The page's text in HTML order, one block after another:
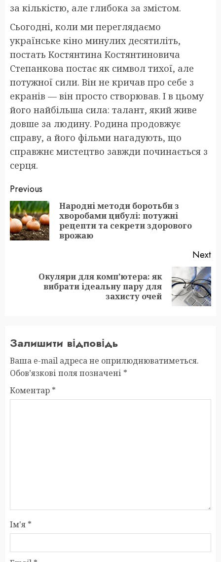
за кількістю, але глибока за змістом.
Сьогодні, коли ми переглядаємо
українське кіно минулих десятиліть,
постать Костянтина Костянтиновича
Степанкова постає як символ тихої, але
потужної сили. Він не кричав про себе з
екранів — він просто створював. І в цьому
його найбільша сила: талант, який живе
довше за людину. Родина продовжує
справу, а його фільми нагадують, що
справжнє мистецтво завжди починається з
серця.
Post
navigation
Previous
Народні методи боротьби з
хворобами цибулі: потужні
рецепти та секрети здорового
врожаю
Next
Окуляри для комп’ютера: як
вибрати ідеальну пару для
захисту очей
Залишити відповідь
Ваша e-mail адреса не оприлюднюватиметься.
Обов’язкові поля позначені *
Коментар *
Ім'я *